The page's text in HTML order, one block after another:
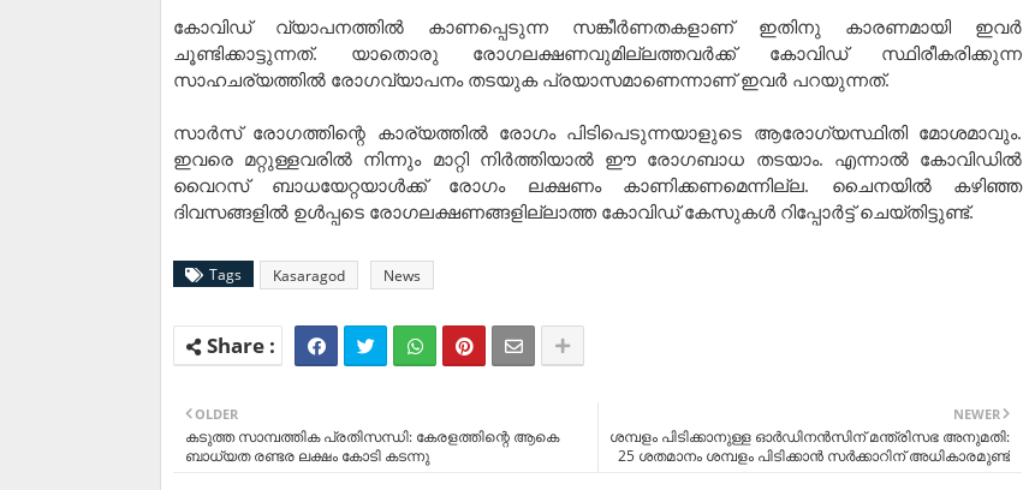
കോവിഡ് വ്യാപനത്തില്‍ കാണപ്പെടുന്ന സങ്കീര്‍ണതകളാണ് ഇതിനു കാരണമായി ഇവര്‍
ചൂണ്ടിക്കാട്ടുന്നത്. യാതൊരു രോഗലക്ഷണവുമില്ലത്തവര്‍ക്ക് കോവിഡ് സ്ഥിരീകരിക്കുന്ന
സാഹചര്യത്തില്‍ രോഗവ്യാപനം തടയുക പ്രയാസമാണെന്നാണ് ഇവര്‍ പറയുന്നത്.
സാര്‍സ് രോഗത്തിന്റെ കാര്യത്തില്‍ രോഗം പിടിപെടുന്നയാളുടെ ആരോഗ്യസ്ഥിതി മോശമാവും.
ഇവരെ മറ്റുള്ളവരില്‍ നിന്നും മാറ്റി നിര്‍ത്തിയാല്‍ ഈ രോഗബാധ തടയാം. എന്നാല്‍ കോവിഡില്‍
വൈറസ് ബാധയേറ്റയാള്‍ക്ക് രോഗം ലക്ഷണം കാണിക്കണമെന്നില്ല. ചൈനയില്‍ കഴിഞ്ഞ
ദിവസങ്ങളില്‍ ഉള്‍പ്പടെ രോഗലക്ഷണങ്ങളില്ലാത്ത കോവിഡ് കേസുകള്‍ റിപ്പോര്‍ട്ട് ചെയ്തിട്ടുണ്ട്.
Tags Kasaragod News
NEWER
ശമ്പളം പിടിക്കാനുള്ള ഓര്‍ഡിനന്‍സിന് മന്ത്രിസഭ അനുമതി:
25 ശതമാനം ശമ്പളം പിടിക്കാന്‍ സര്‍ക്കാറിന് അധികാരമുണ്ട്
OLDER
കടുത്ത സാമ്പത്തിക പ്രതിസന്ധി: കേരളത്തിന്റെ ആകെ
ബാധ്യത രണ്ടര ലക്ഷം കോടി കടന്നു